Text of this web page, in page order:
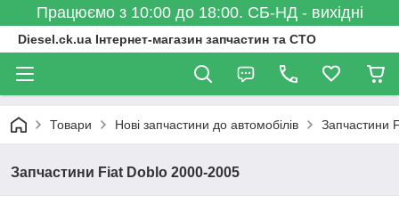
Працюємо з 10:00 до 18:00. СБ-НД - вихідні
Diesel.ck.ua Інтернет-магазин запчастин та СТО
Товари Нові запчастини до автомобілів Запчастини
Запчастини Fiat Doblo 2000-2005